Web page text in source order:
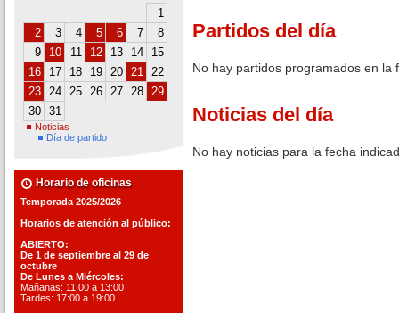
1
2
3 4 5 6 7
8
9
10 11 12 13 14
15
16
17 18 19 20 21 22
23 24 25 26 27 28 29
30 31
Noticias
Día de partido
Horario de oficinas
Temporada 2025/2026
Horarios de atención al público:
ABIERTO:
De 1 de septiembre al 29 de
octubre
De Lunes a Miércoles:
Mañanas: 11:00 a 13:00
Tardes: 17:00 a 19:00
Partidos del día
No hay partidos programados en la
Noticias del día
No hay noticias para la fecha